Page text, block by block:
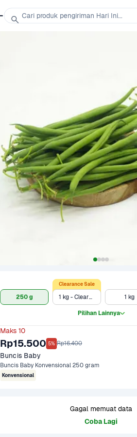
250 g 1 kg - Clearance Sale
Clearance Sale
1 kg
Pilihan Lainnya
Maks 10
Rp15.500 5% Rp16.400
Buncis Baby
Buncis Baby Konvensional 250 gram
Konvensional
Gagal memuat data
Coba Lagi
Cari produk pengiriman Hari Ini...